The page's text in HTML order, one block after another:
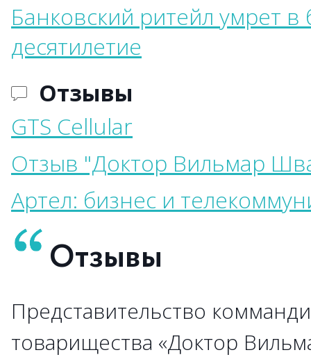
Банковский ритейл умрет
десятилетие
Отзывы
GTS Cellular
Отзыв "Доктор Вильмар
Артел: бизнес и
Отзывы
Представительство
товарищества «Доктор
→
→
→
→
→
→
→
→
→